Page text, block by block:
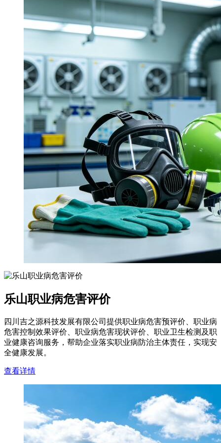
乐山职业病危害评价
四川吉之源科技发展有限公司提供职业病危害预评价、职业病
危害控制效果评价、职业病危害现状评价、职业卫生检测及职
业健康咨询服务，帮助企业落实职业病防治主体责任，实现安
全健康发展。
查看详情